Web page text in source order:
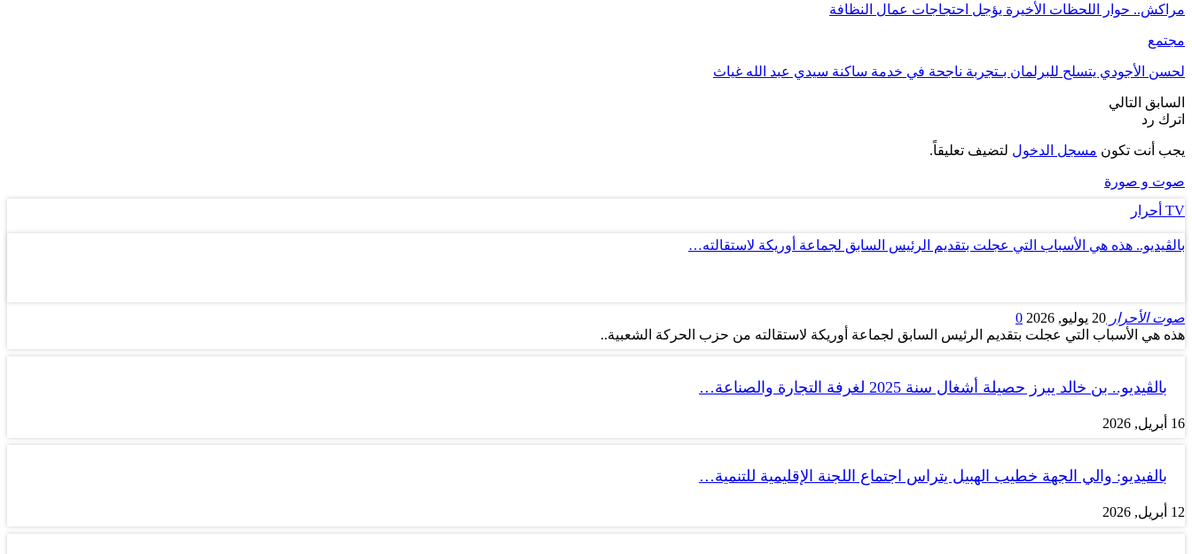
مراكش.. حوار اللحظات الأخيرة يؤجل احتجاجات عمال النظافة
مجتمع
لحسن الأجودي يتسلح للبرلمان بـتجربة ناجحة في خدمة ساكنة سيدي عبد الله غياث
السابق التالي
اترك رد
يجب أنت تكون مسجل الدخول لتضيف تعليقاً.
صوت و صورة
TV أحرار
بالڤيديو.. هذه هي الأسباب التي عجلت بتقديم الرئيس السابق لجماعة أوريكة لاستقالته…
صوت الأحرار 20 يوليو, 2026
0
هذه هي الأسباب التي عجلت بتقديم الرئيس السابق لجماعة أوريكة لاستقالته من حزب الحركة الشعبية..
بالڤيديو.. بن خالد يبرز حصيلة أشغال سنة 2025 لغرفة التجارة والصناعة…
16 أبريل, 2026
بالفيديو: والي الجهة خطيب الهبيل يتراس اجتماع اللجنة الإقليمية للتنمية…
12 أبريل, 2026